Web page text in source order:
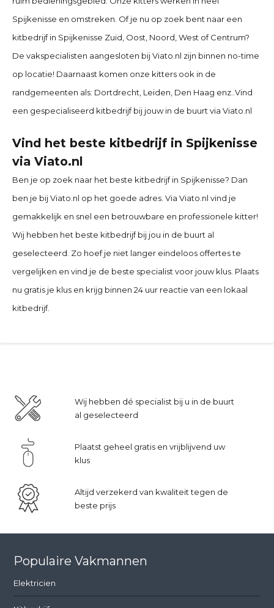
Spijkenisse en omstreken. Of je nu op zoek bent naar een
kitbedrijf in Spijkenisse Zuid, Oost, Noord, West of Centrum?
De vakspecialisten aangesloten bij Viato.nl zijn binnen no-time
op locatie! Daarnaast komen onze kitters ook in de
randgemeenten als: Dortdrecht, Leiden, Den Haag enz..Vind
een gespecialiseerd kitbedrijf bij jouw in de buurt via Viato.nl
Vind het beste kitbedrijf in Spijkenisse
via Viato.nl
Ben je op zoek naar het beste kitbedrijf in Spijkenisse? Dan
ben je bij Viato.nl op het goede adres. Via Viato.nl vind je
gemakkelijk en snel een betrouwbare en professionele kitter!
Wij hebben het beste kitbedrijf bij jou in de buurt al
geselecteerd. Zo hoef je niet langer eindeloos offertes te
vergelijken en vind je de beste specialist voor jouw klus. Plaats
nu gratis je klus en krijg binnen 24 uur reactie van een lokaal
kitbedrijf.
Wij hebben dé specialist bij u in de buurt
al geselecteerd
Plaatst geheel gratis en vrijblijvend uw
klus
Altijd verzekerd van kwaliteit tegen de
beste prijs
Populaire Vakmannen
Elektricien